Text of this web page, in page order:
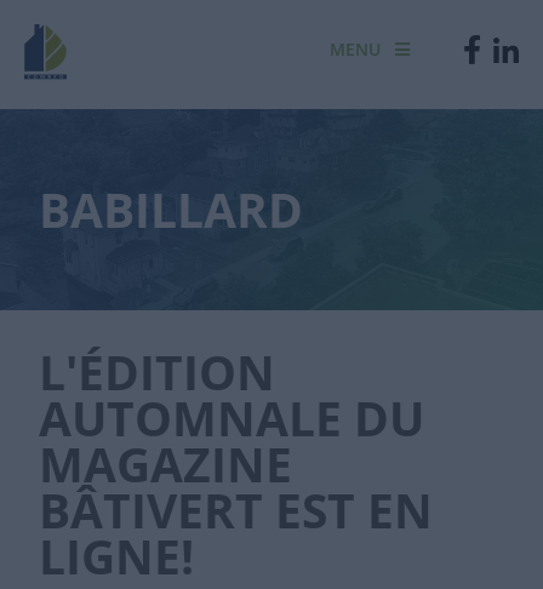
MENU
BABILLARD
L'ÉDITION
AUTOMNALE DU
MAGAZINE
BÂTIVERT EST EN
LIGNE!